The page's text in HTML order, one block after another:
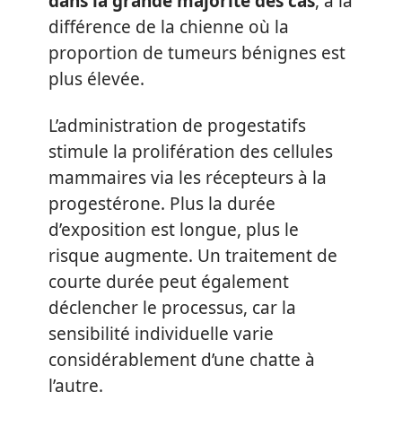
différence de la chienne où la
proportion de tumeurs bénignes est
plus élevée.
L’administration de progestatifs
stimule la prolifération des cellules
mammaires via les récepteurs à la
progestérone. Plus la durée
d’exposition est longue, plus le
risque augmente. Un traitement de
courte durée peut également
déclencher le processus, car la
sensibilité individuelle varie
considérablement d’une chatte à
l’autre.